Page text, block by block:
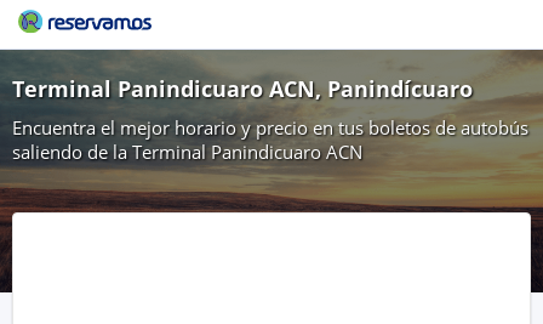
Terminal Panindicuaro ACN, Panindícuaro
Encuentra el mejor horario y precio en tus boletos de autobús
saliendo de la Terminal Panindicuaro ACN